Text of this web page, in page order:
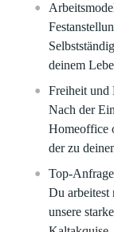
deinem
Freiheit und
Nach der
Homeoffice
der zu
Top-
Du arbeitest
unsere